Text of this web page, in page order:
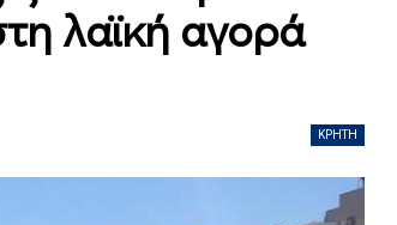
λαϊκή αγορά
ΚΡΉΤΗ